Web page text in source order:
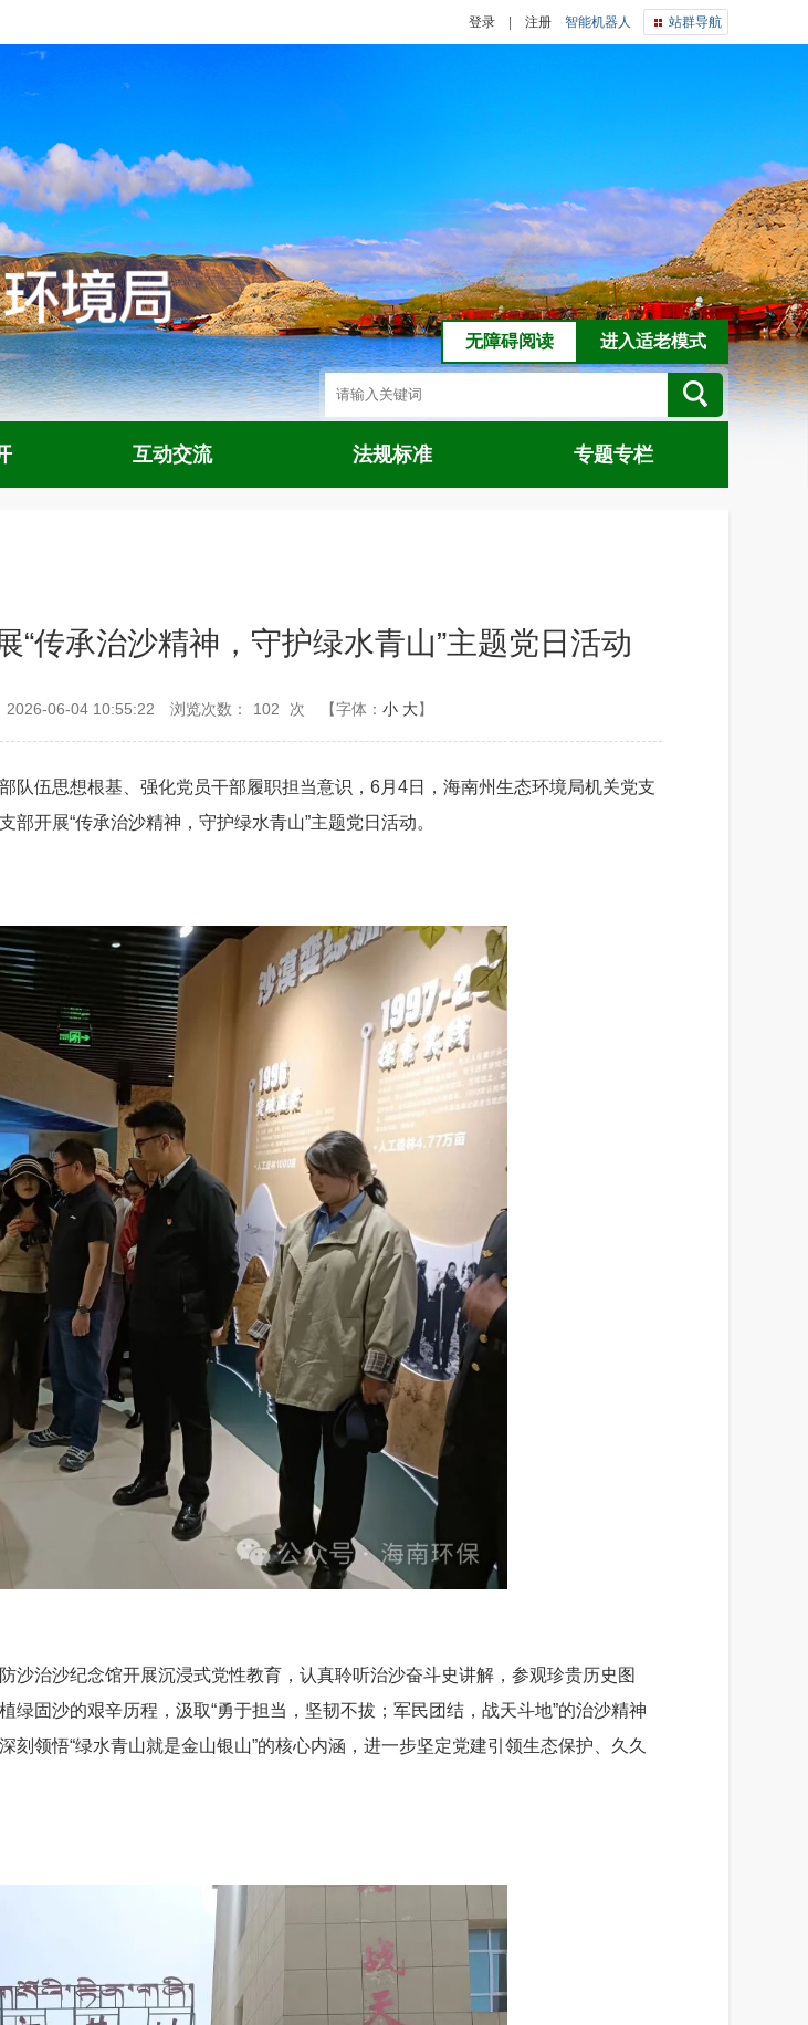
站群导航
登录 注册 智能机器人
进入适老模式
无障碍阅读
互动交流 法规标准 专题专栏
传承治沙精神，守护绿水青山”主题党日活动
2026-06-04 10:55:22 浏览次数： 102 次 【字体： 小 大】
队伍思想根基、强化党员干部履职担当意识， 6月4日，海南州生态环境局机关党支
开展“传承治沙精神，守护绿水青山”主题党日活动。
治沙纪念馆开展沉浸式党性教育，认真聆听治沙奋斗史讲解，参观珍贵历史图
绿固沙的艰辛历程，汲取“勇于担当，坚韧不拔；军民团结，战天斗地”的治沙精神
领悟“绿水青山就是金山银山”的核心内涵，进一步坚定党建引领生态保护、久久